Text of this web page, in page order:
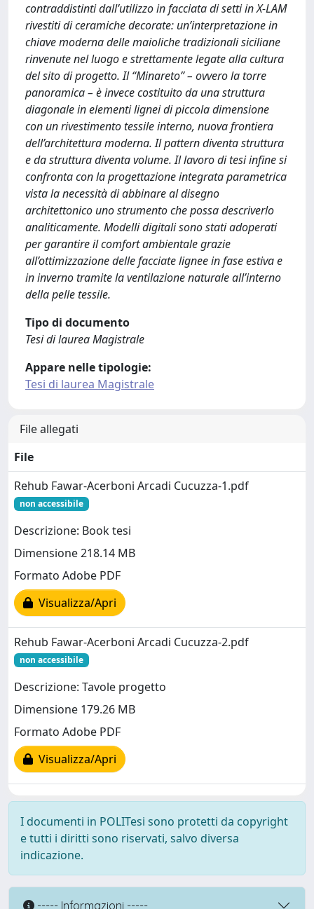
contraddistinti dall’utilizzo in facciata di setti in X-LAM
rivestiti di ceramiche decorate: un’interpretazione in
chiave moderna delle maioliche tradizionali siciliane
rinvenute nel luogo e strettamente legate alla cultura
del sito di progetto. Il “Minareto” – ovvero la torre
panoramica – è invece costituito da una struttura
diagonale in elementi lignei di piccola dimensione
con un rivestimento tessile interno, nuova frontiera
dell’architettura moderna. Il pattern diventa struttura
e da struttura diventa volume. Il lavoro di tesi infine si
confronta con la progettazione integrata parametrica
vista la necessità di abbinare al disegno
architettonico uno strumento che possa descriverlo
analiticamente. Modelli digitali sono stati adoperati
per garantire il comfort ambientale grazie
all’ottimizzazione delle facciate lignee in fase estiva e
in inverno tramite la ventilazione naturale all’interno
della pelle tessile.
Tipo di documento
Tesi di laurea Magistrale
Appare nelle tipologie:
Tesi di laurea Magistrale
File allegati
File
Rehub Fawar-Acerboni Arcadi Cucuzza-1.pdf
non accessibile
Descrizione: Book tesi
Dimensione 218.14 MB
Formato Adobe PDF
Visualizza/Apri
Rehub Fawar-Acerboni Arcadi Cucuzza-2.pdf
non accessibile
Descrizione: Tavole progetto
Dimensione 179.26 MB
Formato Adobe PDF
Visualizza/Apri
I documenti in POLITesi sono protetti da copyright
e tutti i diritti sono riservati, salvo diversa
indicazione.
----- Informazioni -----